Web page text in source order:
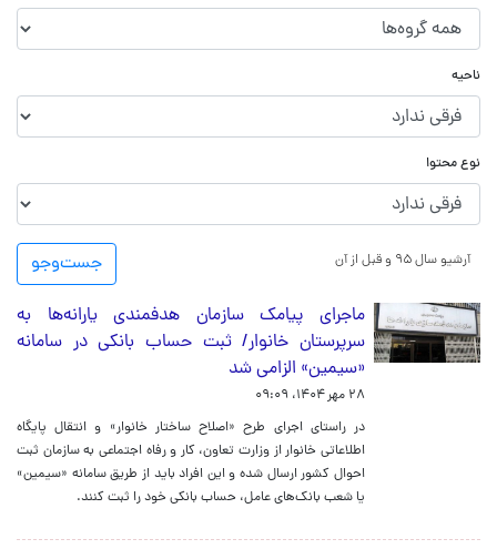
ناحیه
نوع محتوا
جست‌و‌جو آرشیو سال ۹۵ و قبل از آن
ماجرای پیامک‌ سازمان هدفمندی یارانه‌ها به
سرپرستان خانوار/ ثبت حساب بانکی در سامانه
«سیمین» الزامی شد
۲۸ مهر ۱۴۰۴، ۰۹:۰۹
در راستای اجرای طرح «اصلاح ساختار خانوار» و انتقال پایگاه
اطلاعاتی خانوار از وزارت تعاون، کار و رفاه اجتماعی به سازمان ثبت
احوال کشور ارسال شده و این افراد باید از طریق سامانه «سیمین»
یا شعب بانک‌های عامل، حساب بانکی خود را ثبت کنند.